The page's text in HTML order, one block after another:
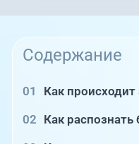
Содержание
Как
Как распознать